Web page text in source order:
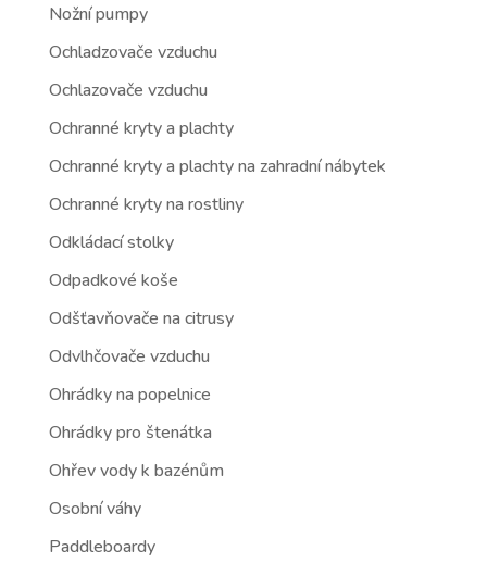
Nožní pumpy
Ochladzovače vzduchu
Ochlazovače vzduchu
Ochranné kryty a plachty
Ochranné kryty a plachty na zahradní nábytek
Ochranné kryty na rostliny
Odkládací stolky
Odpadkové koše
Odšťavňovače na citrusy
Odvlhčovače vzduchu
Ohrádky na popelnice
Ohrádky pro štenátka
Ohřev vody k bazénům
Osobní váhy
Paddleboardy